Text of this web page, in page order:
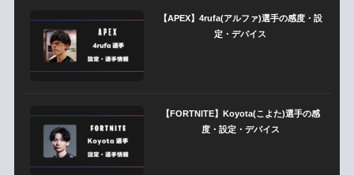
【APEX】4rufa(アルファ)選手の感度・設
定・デバイス
【FORTNITE】Koyota(こよた)選手の感
度・設定・デバイス